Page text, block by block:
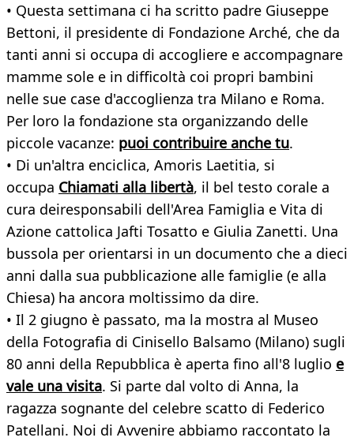
• Questa settimana ci ha scritto padre Giuseppe
Bettoni, il presidente di Fondazione Arché, che da
tanti anni si occupa di accogliere e accompagnare
mamme sole e in difficoltà coi propri bambini
nelle sue case d'accoglienza tra Milano e Roma.
Per loro la fondazione sta organizzando delle
piccole vacanze: puoi contribuire anche tu.
• Di un'altra enciclica, Amoris Laetitia, si
occupa Chiamati alla libertà, il bel testo corale a
cura deiresponsabili dell'Area Famiglia e Vita di
Azione cattolica Jafti Tosatto e Giulia Zanetti. Una
bussola per orientarsi in un documento che a dieci
anni dalla sua pubblicazione alle famiglie (e alla
Chiesa) ha ancora moltissimo da dire.
• Il 2 giugno è passato, ma la mostra al Museo
della Fotografia di Cinisello Balsamo (Milano) sugli
80 anni della Repubblica è aperta fino all'8 luglio e
vale una visita. Si parte dal volto di Anna, la
ragazza sognante del celebre scatto di Federico
Patellani. Noi di Avvenire abbiamo raccontato la